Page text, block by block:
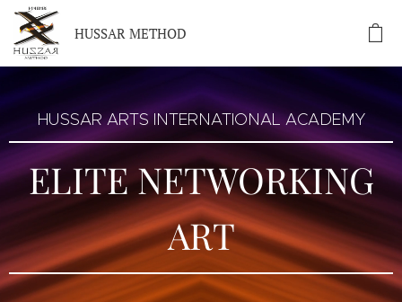
HUSSAR METHOD
HUSSAR ARTS INTERNATIONAL ACADEMY
ELITE NETWORKING
ART